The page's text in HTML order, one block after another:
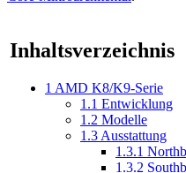
Inhaltsverzeichnis
1 AMD K8/K9-Serie
1.1 Entwicklung
1.2 Modelle
1.3 Ausstattung
1.3.1
1.3.2